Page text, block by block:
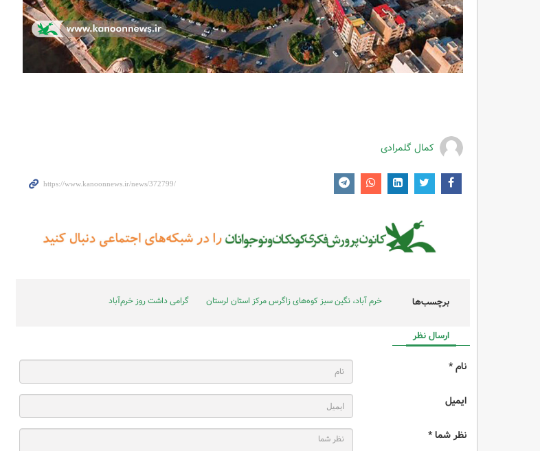
کمال گلمرادی
برچسب‌ها خرم آباد، نگین سبز کوه‌های زاگرس مرکز استان لرستان گرامی داشت روز خرم‌آباد
ارسال نظر
نام *
ایمیل
نظر شما *